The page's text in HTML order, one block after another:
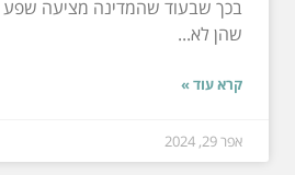
בכך שבעוד שהמדינה מציעה שפע
שהן לא...
קרא עוד »
אפר 29, 2024